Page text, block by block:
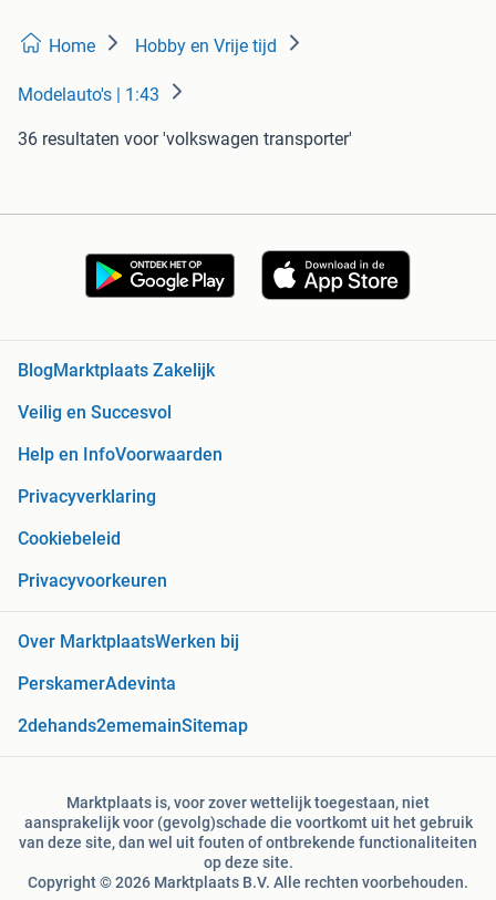
Home Hobby en Vrije tijd
Modelauto's | 1:43
36 resultaten voor 'volkswagen transporter'
BlogMarktplaats Zakelijk
Veilig en Succesvol
Help en InfoVoorwaarden
Privacyverklaring
Cookiebeleid
Privacyvoorkeuren
Over MarktplaatsWerken bij
PerskamerAdevinta
2dehands2ememainSitemap
Marktplaats is, voor zover wettelijk toegestaan, niet
aansprakelijk voor (gevolg)schade die voortkomt uit het gebruik
van deze site, dan wel uit fouten of ontbrekende functionaliteiten
op deze site.
Copyright © 2026 Marktplaats B.V. Alle rechten voorbehouden.